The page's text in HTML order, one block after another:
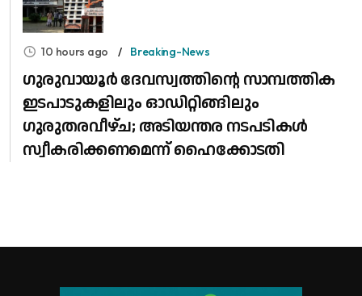
10 hours ago Breaking-News
ഗുരുവായൂർ ദേവസ്വത്തിന്റെ സാമ്പത്തിക
ഇടപാടുകളിലും ഓഡിറ്റിങ്ങിലും ​
ഗുരുതരവീഴ്ച; അടിയന്തര നടപടികൾ
സ്വീകരിക്കണമെന്ന് ഹൈക്കോടതി